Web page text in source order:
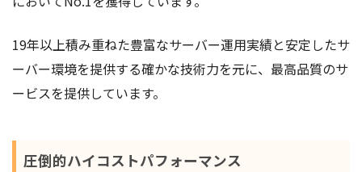
19年以上積み重ねた豊富なサーバー運用実績と安定したサ
ーバー環境を提供する確かな技術力を元に、最高品質のサ
ービスを提供しています。
圧倒的ハイコストパフォーマンス